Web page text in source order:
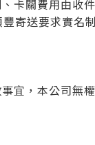
卡關費用由收
寄送要求實名
宜，本公司無